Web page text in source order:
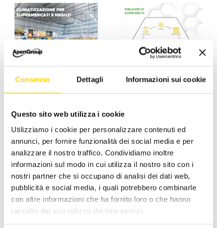
Consenso Dettagli Informazioni sui cookie
Questo sito web utilizza i cookie
Utilizziamo i cookie per personalizzare contenuti ed
annunci, per fornire funzionalità dei social media e per
analizzare il nostro traffico. Condividiamo inoltre
informazioni sul modo in cui utilizza il nostro sito con i
nostri partner che si occupano di analisi dei dati web,
pubblicità e social media, i quali potrebbero combinarle
con altre informazioni che ha fornito loro o che hanno
raccolto dal suo utilizzo dei loro servizi.
per
supermercati
e negozi: il
sistema ibrido
HYZ
Agosto 7, 2026
0
Commenti
Stakeholder di
Apen Group
Luglio 8, 2026 |
0
Commenti